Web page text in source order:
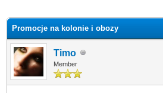
Promocje na kolonie i obozy
Timo
Member